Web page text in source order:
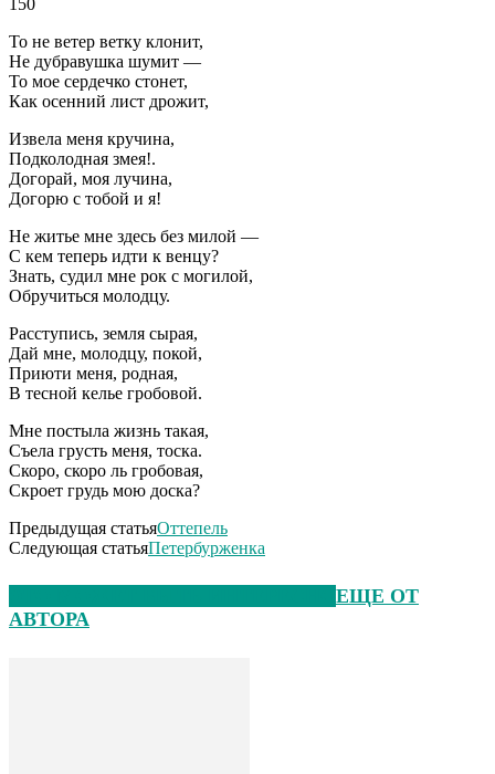
150
То не ветер ветку клонит,
Не дубравушка шумит —
То мое сердечко стонет,
Как осенний лист дрожит,
Извела меня кручина,
Подколодная змея!.
Догорай, моя лучина,
Догорю с тобой и я!
Не житье мне здесь без милой —
С кем теперь идти к венцу?
Знать, судил мне рок с могилой,
Обручиться молодцу.
Расступись, земля сырая,
Дай мне, молодцу, покой,
Приюти меня, родная,
В тесной келье гробовой.
Мне постыла жизнь такая,
Съела грусть меня, тоска.
Скоро, скоро ль гробовая,
Скроет грудь мою доска?
Предыдущая статьяОттепель
Следующая статьяПетербурженка
ЕЩЕ ОТ
АВТОРА